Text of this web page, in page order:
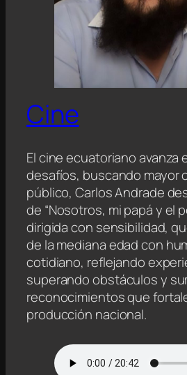
Cine
El cine ecuatoriano avanza
desafíos, buscando mayor
público, Carlos Andrade
de “Nosotros, mi papá y el
dirigida con sensibilidad,
de la mediana edad con
cotidiano, reflejando
superando obstáculos y
reconocimientos que
producción nacional.